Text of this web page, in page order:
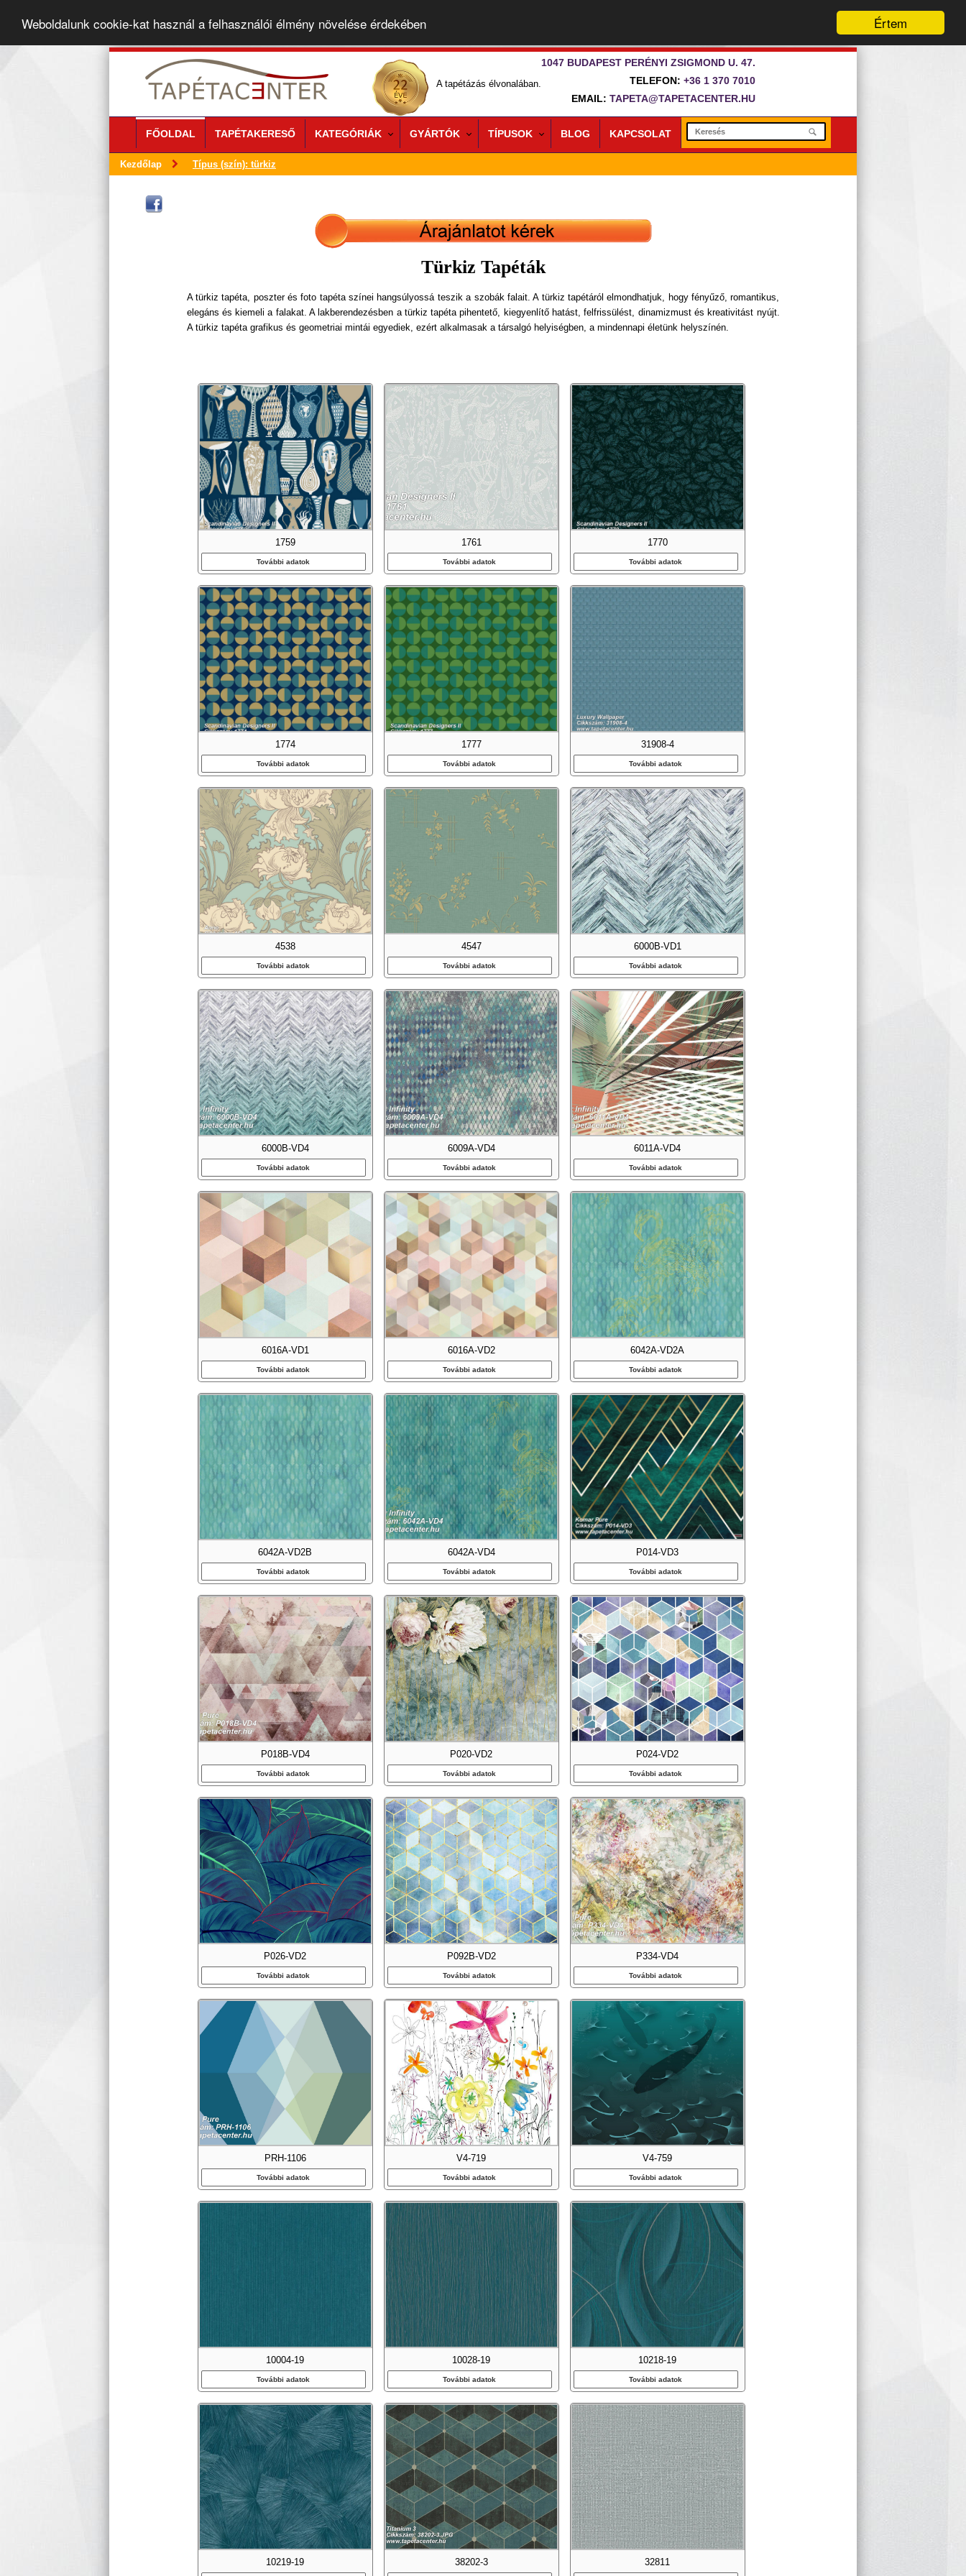
Értem
Weboldalunk cookie-kat használ a felhasználói élmény növelése érdekében
A tapétázás élvonalában.
1047 BUDAPEST PERÉNYI ZSIGMOND U. 47.
TELEFON: +36 1 370 7010
EMAIL: TAPETA@TAPETACENTER.HU
FŐOLDAL TAPÉTAKERESŐ KATEGÓRIÁK GYÁRTÓK TÍPUSOK BLOG KAPCSOLAT
Kezdőlap Típus (szín): türkiz
Türkiz Tapéták
A türkiz tapéta, poszter és foto tapéta színei hangsúlyossá teszik a szobák falait. A türkiz tapétáról elmondhatjuk, hogy fényűző, romantikus,
elegáns és kiemeli a falakat. A lakberendezésben a türkiz tapéta pihentető, kiegyenlítő hatást, felfrissülést, dinamizmust és kreativitást nyújt.
A türkiz tapéta grafikus és geometriai mintái egyediek, ezért alkalmasak a társalgó helyiségben, a mindennapi életünk helyszínén.
1759
További adatok
1761
További adatok
1770
További adatok
1774
További adatok
1777
További adatok
31908-4
További adatok
4538
További adatok
4547
További adatok
6000B-VD1
További adatok
6000B-VD4
További adatok
6009A-VD4
További adatok
6011A-VD4
További adatok
6016A-VD1
További adatok
6016A-VD2
További adatok
6042A-VD2A
További adatok
6042A-VD2B
További adatok
6042A-VD4
További adatok
P014-VD3
További adatok
P018B-VD4
További adatok
P020-VD2
További adatok
P024-VD2
További adatok
P026-VD2
További adatok
P092B-VD2
További adatok
P334-VD4
További adatok
PRH-1106
További adatok
V4-719
További adatok
V4-759
További adatok
10004-19
További adatok
10028-19
További adatok
10218-19
További adatok
10219-19 38202-3 32811